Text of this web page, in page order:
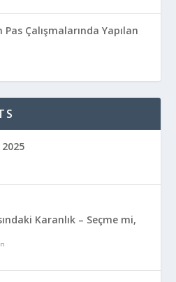
Çalışmalarında Yapılan
Karanlık – Seçme mi,